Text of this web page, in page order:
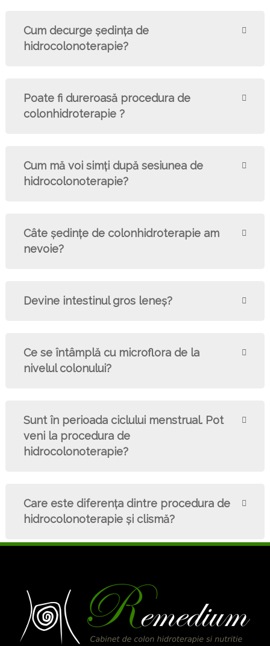
Cum decurge şedinţa de
hidrocolonoterapie?
Poate fi dureroasă procedura de
colonhidroterapie ?
Cum mă voi simți după sesiunea de
hidrocolonoterapie?
Câte şedinţe de colonhidroterapie am
nevoie?
Devine intestinul gros leneş?
Ce se întâmplă cu microflora de la
nivelul colonului?
Sunt în perioada ciclului menstrual. Pot
veni la procedura de
hidrocolonoterapie?
Care este diferenţa dintre procedura de
hidrocolonoterapie şi clismă?